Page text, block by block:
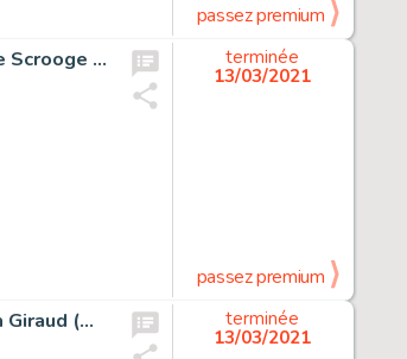
passez premium
Kalle Anka & C:o [Donald Duck & Company] #1995-24 Planche 2 Uncle Scrooge (Egmont, 1995). Don Rosa Kalle Anka & C:o [Donald Duck & Company] #1995-24 Story Page 2 Uncle Scrooge Original Art (Egmont, 1995).
terminée
13/03/2021
passez premium
Blueberry Arizona Love #23 Planche 10 (Alpen Publishers, 1990). Jean Giraud (Moebius) Blueberry Arizona Love #23 Story Page 10 Original Art (Alpen Publishers, 1990).
terminée
13/03/2021